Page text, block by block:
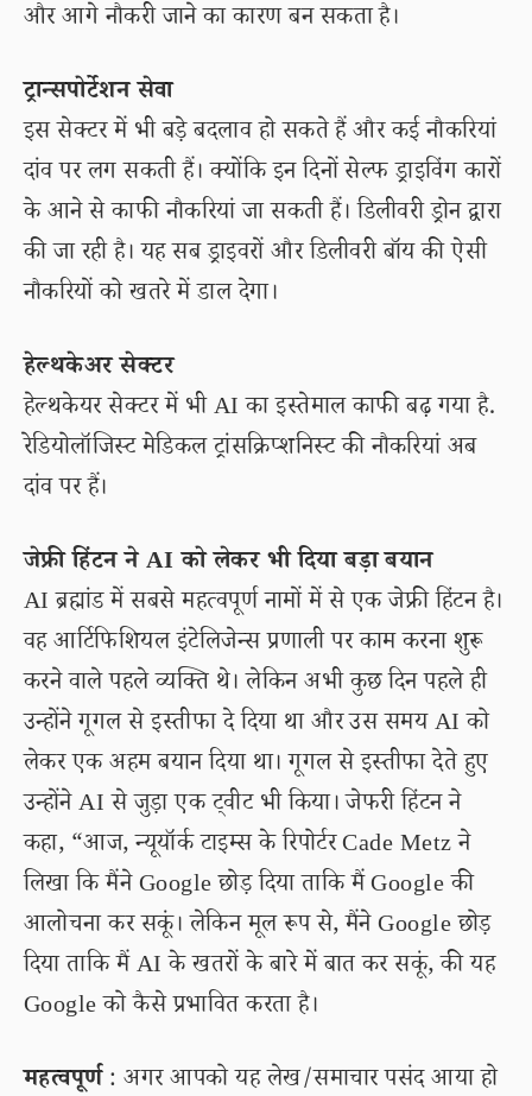
और आगे नौकरी जाने का कारण बन सकता है।
ट्रान्सपोर्टेशन सेवा
इस सेक्टर में भी बड़े बदलाव हो सकते हैं और कई नौकरियां
दांव पर लग सकती हैं। क्योंकि इन दिनों सेल्फ ड्राइविंग कारों
के आने से काफी नौकरियां जा सकती हैं। डिलीवरी ड्रोन द्वारा
की जा रही है। यह सब ड्राइवरों और डिलीवरी बॉय की ऐसी
नौकरियों को खतरे में डाल देगा।
हेल्थकेअर सेक्टर
हेल्थकेयर सेक्टर में भी AI का इस्तेमाल काफी बढ़ गया है.
रेडियोलॉजिस्ट मेडिकल ट्रांसक्रिप्शनिस्ट की नौकरियां अब
दांव पर हैं।
जेफ्री हिंटन ने AI को लेकर भी दिया बड़ा बयान
AI ब्रह्मांड में सबसे महत्वपूर्ण नामों में से एक जेफ्री हिंटन है।
वह आर्टिफिशियल इंटेलिजेन्स प्रणाली पर काम करना शुरू
करने वाले पहले व्यक्ति थे। लेकिन अभी कुछ दिन पहले ही
उन्होंने गूगल से इस्तीफा दे दिया था और उस समय AI को
लेकर एक अहम बयान दिया था। गूगल से इस्तीफा देते हुए
उन्होंने AI से जुड़ा एक ट्वीट भी किया। जेफरी हिंटन ने
कहा, “आज, न्यूयॉर्क टाइम्स के रिपोर्टर Cade Metz ने
लिखा कि मैंने Google छोड़ दिया ताकि मैं Google की
आलोचना कर सकूं। लेकिन मूल रूप से, मैंने Google छोड़
दिया ताकि मैं AI के खतरों के बारे में बात कर सकूं, की यह
Google को कैसे प्रभावित करता है।
महत्वपूर्ण: अगर आपको यह लेख/समाचार पसंद आया हो